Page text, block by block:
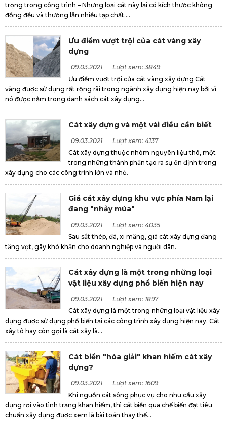
trọng trong công trình – Nhưng loại cát này lại có kích thước không
đồng đều và thường lẫn nhiều tạp chất....
Ưu điểm vượt trội của cát vàng xây
dựng
09.03.2021
Lượt xem: 3849
Ưu điểm vượt trội của cát vàng xây dựng Cát
vàng được sử dụng rất rộng rãi trong ngành xây dựng hiện nay bởi vì
nó được nằm trong danh sách cát xây dựng...
Cát xây dựng và một vài điều cần biết
09.03.2021
Lượt xem: 4137
Cát xây dựng thuộc nhóm nguyên liệu thô, một
trong những thành phần tạo ra sự ổn định trong
xây dựng cho các công trình lớn và nhỏ.
Giá cát xây dựng khu vực phía Nam lại
đang "nhảy múa"
09.03.2021
Lượt xem: 4035
Sau sắt thép, đá, xi măng, giá cát xây dựng đang
tăng vọt, gây khó khăn cho doanh nghiệp và người dân.
Cát xây dựng là một trong những loại
vật liệu xây dựng phổ biến hiện nay
09.03.2021
Lượt xem: 1897
Cát xây dựng là một trong những loại vật liệu xây
dựng được sử dụng phổ biến tại các công trình xây dựng hiện nay. Cát
xây tô hay còn gọi là cát xây là...
Cát biển "hóa giải" khan hiếm cát xây
dựng?
09.03.2021
Lượt xem: 1609
Khi nguồn cát sông phục vụ cho nhu cầu xây
dựng rơi vào tình trạng khan hiếm, thì cát biển qua chế biến đạt tiêu
chuẩn xây dựng được xem là bài toán thay thế...